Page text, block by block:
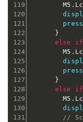
        M5
.
}
else
if
        M5
.
}
else
if
        M5
.
//